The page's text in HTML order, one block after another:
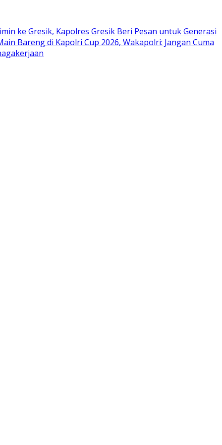
ke Gresik, Kapolres Gresik Beri Pesan untuk Generasi
Bareng di Kapolri Cup 2026, Wakapolri: Jangan Cuma